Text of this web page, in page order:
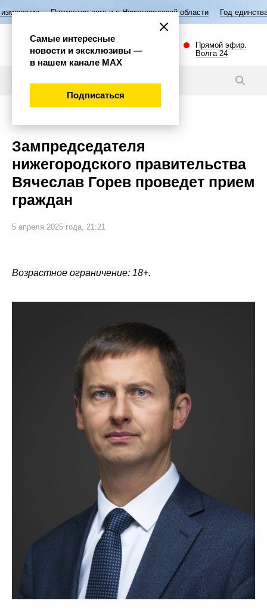
семьи в Нижегородской области Год единства народов России
Прямой эфир.
Волга 24
Зампредседателя
нижегородского правительства
Вячеслав Горев проведет прием
граждан
5 апреля 2025 года, 21:21
Возрастное ограничение: 18+.
Самые интересные
новости и эксклюзивы —
в нашем канале МАХ
Подписаться